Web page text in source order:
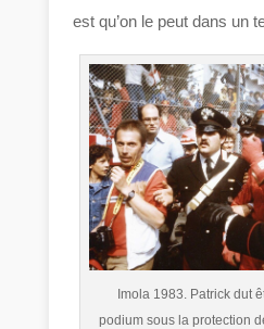
est qu’on le peut dans un
Imola 1983. Patrick dut
podium sous la protection